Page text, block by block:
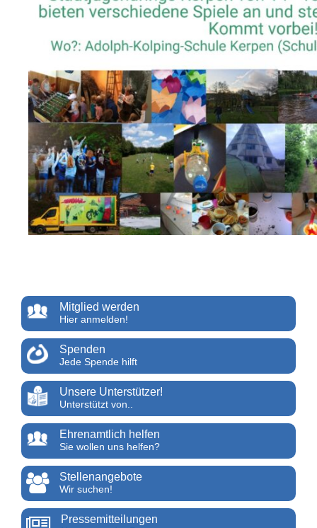
Mitglied werden
Hier anmelden!
Spenden
Jede Spende hilft
Unsere Unterstützer!
Unterstützt von..
Ehrenamtlich helfen
Sie wollen uns helfen?
Stellenangebote
Wir suchen!
Pressemitteilungen